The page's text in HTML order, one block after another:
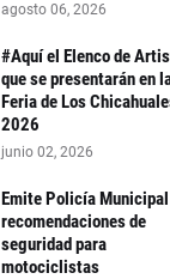
agosto 06, 2026
#Aquí el Elenco de
que se presentarán en
Feria de Los
2026
junio 02, 2026
Emite Policía Municipal
recomendaciones de
seguridad para
motociclistas